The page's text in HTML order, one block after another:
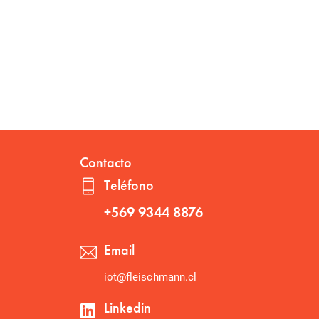
Contacto
Teléfono
+569 9344 8876
Email
iot@fleischmann.cl
Linkedin